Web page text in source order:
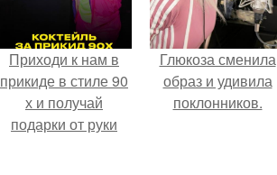
Приходи к нам в
прикиде в стиле 90
х и получай
подарки от руки
Глюкоза сменила
образ и удивила
поклонников.